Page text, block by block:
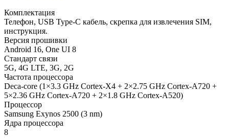
Комплектация
Телефон, USB Type-C кабель, скрепка для извлечения SIM,
инструкция.
Версия прошивки
Android 16, One UI 8
Стандарт связи
5G, 4G LTE, 3G, 2G
Частота процессора
Deca-core (1×3.3 GHz Cortex-X4 + 2×2.75 GHz Cortex-A720 +
5×2.36 GHz Cortex-A720 + 2×1.8 GHz Cortex-A520)
Процессор
Samsung Exynos 2500 (3 nm)
Ядра процессора
8